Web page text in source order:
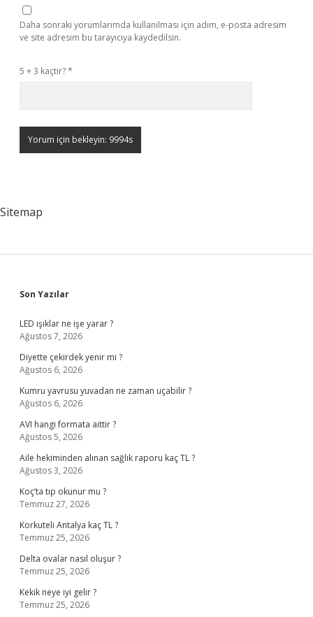
Daha sonraki yorumlarımda kullanılması için adım, e-posta adresim
ve site adresim bu tarayıcıya kaydedilsin.
5 + 3 kaçtır?*
Sitemap
Sidebar
Son Yazılar
LED ışıklar ne işe yarar ?
Ağustos 7, 2026
Diyette çekirdek yenir mi ?
Ağustos 6, 2026
Kumru yavrusu yuvadan ne zaman uçabilir ?
Ağustos 6, 2026
AVI hangi formata aittir ?
Ağustos 5, 2026
Aile hekiminden alınan sağlık raporu kaç TL ?
Ağustos 3, 2026
Koç’ta tıp okunur mu ?
Temmuz 27, 2026
Korkuteli Antalya kaç TL ?
Temmuz 25, 2026
Delta ovalar nasıl oluşur ?
Temmuz 25, 2026
Kekik neye iyi gelir ?
Temmuz 25, 2026